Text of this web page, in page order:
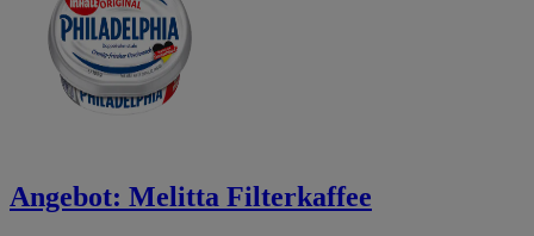
Angebot: Melitta Filterkaffee